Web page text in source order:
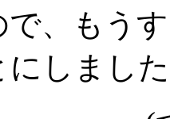
で、もう
にしまし